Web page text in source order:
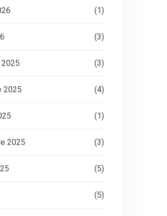
(1)
(3)
(3)
2025 (4)
(1)
2025 (3)
(5)
(5)